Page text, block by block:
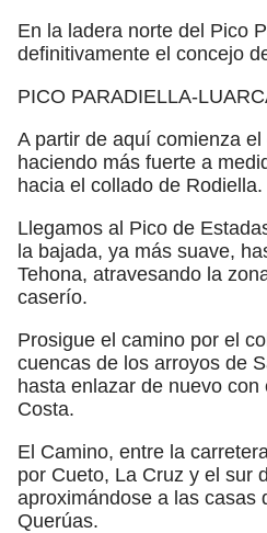
En la ladera norte del Pico
definitivamente el concejo
PICO PARADIELLA-
A partir de aquí comienza
haciendo más fuerte a
hacia el collado de Rodiella.
Llegamos al Pico de
la bajada, ya más suave,
Tehona, atravesando la
caserío.
Prosigue el camino por el
cuencas de los arroyos de
hasta enlazar de nuevo
Costa.
El Camino, entre la
por Cueto, La Cruz y el sur
aproximándose a las casas
Querúas.